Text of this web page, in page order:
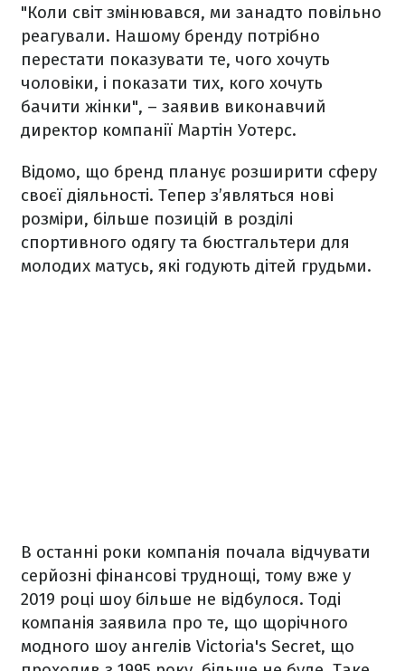
"Коли світ змінювався, ми занадто повільно
реагували. Нашому бренду потрібно
перестати показувати те, чого хочуть
чоловіки, і показати тих, кого хочуть
бачити жінки", – заявив виконавчий
директор компанії Мартін Уотерс.
Відомо, що бренд планує розширити сферу
своєї діяльності. Тепер з’являться нові
розміри, більше позицій в розділі
спортивного одягу та бюстгальтери для
молодих матусь, які годують дітей грудьми.
В останні роки компанія почала відчувати
серйозні фінансові труднощі, тому вже у
2019 році шоу більше не відбулося. Тоді
компанія заявила про те, що щорічного
модного шоу ангелів Victoria's Secret, що